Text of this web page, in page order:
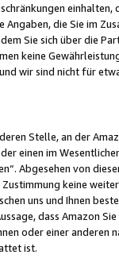
Angaben, die Sie im
Sie sich über die
keine
wir sind nicht für
Stelle, an der
einen im
Abgesehen von
keine
uns und Ihnen
dass Amazon
oder einer
ist.